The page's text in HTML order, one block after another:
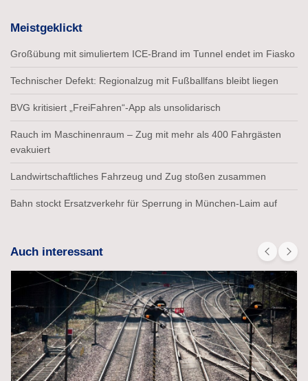
Meistgeklickt
Großübung mit simuliertem ICE-Brand im Tunnel endet im Fiasko
Technischer Defekt: Regionalzug mit Fußballfans bleibt liegen
BVG kritisiert „FreiFahren“-App als unsolidarisch
Rauch im Maschinenraum – Zug mit mehr als 400 Fahrgästen
evakuiert
Landwirtschaftliches Fahrzeug und Zug stoßen zusammen
Bahn stockt Ersatzverkehr für Sperrung in München-Laim auf
Auch interessant